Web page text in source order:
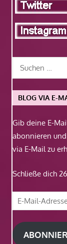
BLOG VIA E-
Gib deine E-
abonnieren
via E-Mail zu
Schließe dich
E-
Mail-
Adresse